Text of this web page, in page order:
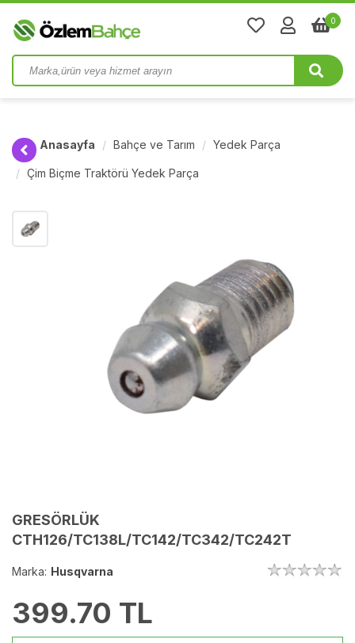
0
Anasayfa Bahçe ve Tarım Yedek Parça
Çim Biçme Traktörü Yedek Parça
GRESÖRLÜK
CTH126/TC138L/TC142/TC342/TC242T
Marka: Husqvarna
399.70 TL